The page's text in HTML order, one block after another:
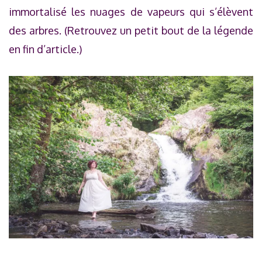
immortalisé les nuages de vapeurs qui s’élèvent
des arbres. (Retrouvez un petit bout de la légende
en fin d’article.)